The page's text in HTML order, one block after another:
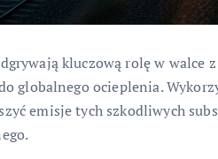
kluczową rolę w walce
globalnego ocieplenia.
emisje tych szkodliwych